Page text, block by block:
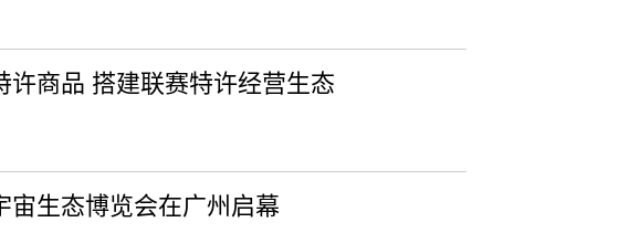
许商品 搭建联赛特许经营生态
宙生态博览会在广州启幕